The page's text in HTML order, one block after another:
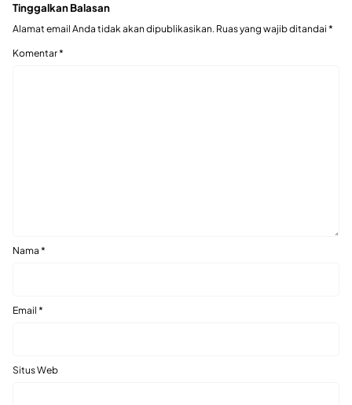
Tinggalkan Balasan
Alamat email Anda tidak akan dipublikasikan. Ruas yang wajib ditandai *
Komentar*
Nama *
Email *
Situs Web